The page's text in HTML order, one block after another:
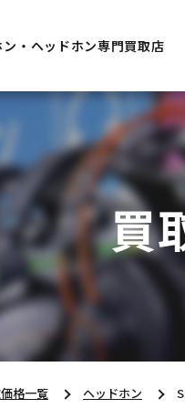
・ヘッドホン専門買取店
買
格一覧 ヘッドホン